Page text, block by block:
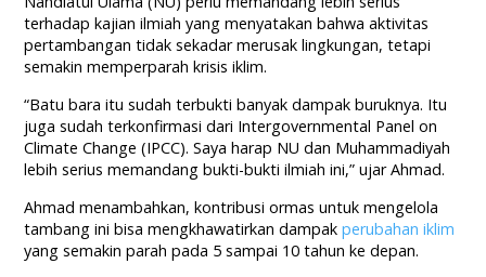
terhadap kajian ilmiah yang menyatakan bahwa aktivitas
pertambangan tidak sekadar merusak lingkungan, tetapi
semakin memperparah krisis iklim.
“Batu bara itu sudah terbukti banyak dampak buruknya. Itu
juga sudah terkonfirmasi dari Intergovernmental Panel on
Climate Change (IPCC). Saya harap NU dan Muhammadiyah
lebih serius memandang bukti-bukti ilmiah ini,” ujar Ahmad.
Ahmad menambahkan, kontribusi ormas untuk mengelola
tambang ini bisa mengkhawatirkan dampakperubahan iklim
yang semakin parah pada 5 sampai 10 tahun ke depan.